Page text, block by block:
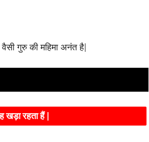
गुरु की महिमा अनंत है|
रहता हैं |